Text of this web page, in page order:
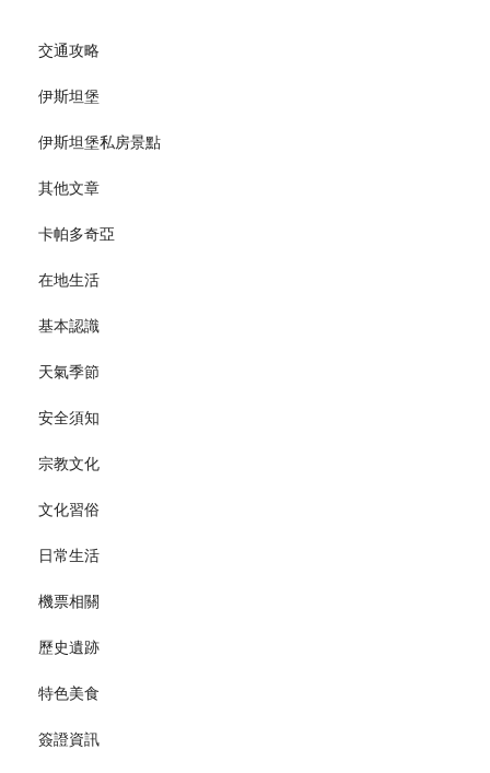
交通攻略
伊斯坦堡
伊斯坦堡私房景點
其他文章
卡帕多奇亞
在地生活
基本認識
天氣季節
安全須知
宗教文化
文化習俗
日常生活
機票相關
歷史遺跡
特色美食
簽證資訊